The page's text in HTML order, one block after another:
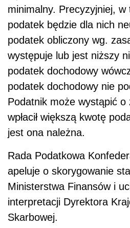
minimalny. Precyzyjniej,
podatek będzie dla nich
podatek obliczony wg.
występuje lub jest niższy
podatek dochodowy
podatek dochodowy nie
Podatnik może wystąpić o
wpłacił większą kwotę
jest ona należna.
Rada Podatkowa
apeluje o skorygowanie
Ministerstwa Finansów i
interpretacji Dyrektora
Skarbowej.